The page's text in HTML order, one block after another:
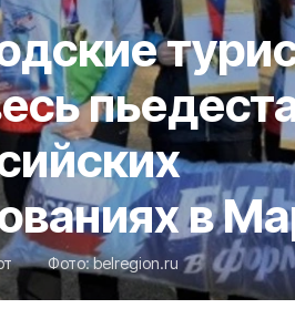
в
Фото:belregion.ru